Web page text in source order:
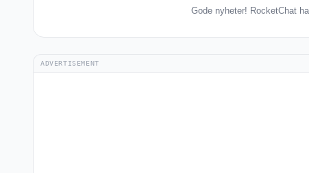
Gode nyheter! RocketChat
ADVERTISEMENT